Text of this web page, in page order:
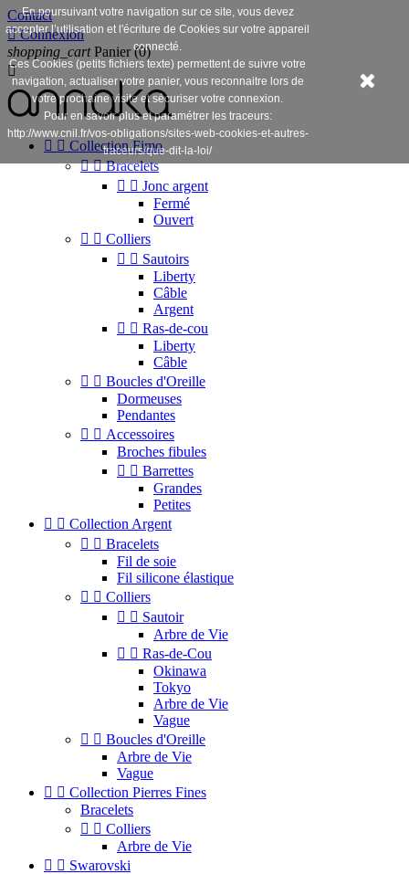
Contact
 Connexion
shopping_cart Panier (0)

  Collection Fimo
  Bracelets
  Jonc argent
Fermé
Ouvert
  Colliers
  Sautoirs
Liberty
Câble
Argent
  Ras-de-cou
Liberty
Câble
  Boucles d'Oreille
Dormeuses
Pendantes
  Accessoires
Broches fibules
  Barrettes
Grandes
Petites
  Collection Argent
  Bracelets
Fil de soie
Fil silicone élastique
  Colliers
  Sautoir
Arbre de Vie
  Ras-de-Cou
Okinawa
Tokyo
Arbre de Vie
Vague
  Boucles d'Oreille
Arbre de Vie
Vague
  Collection Pierres Fines
Bracelets
  Colliers
Arbre de Vie
  Swarovski
En poursuivant votre navigation sur ce site, vous devez
accepter l’utilisation et l'écriture de Cookies sur votre appareil
connecté.
Ces Cookies (petits fichiers texte) permettent de suivre votre
navigation, actualiser votre panier, vous reconnaitre lors de
votre prochaine visite et sécuriser votre connexion.
Pour en savoir plus et paramétrer les traceurs:
http://www.cnil.fr/vos-obligations/sites-web-cookies-et-autres-
traceurs/que-dit-la-loi/